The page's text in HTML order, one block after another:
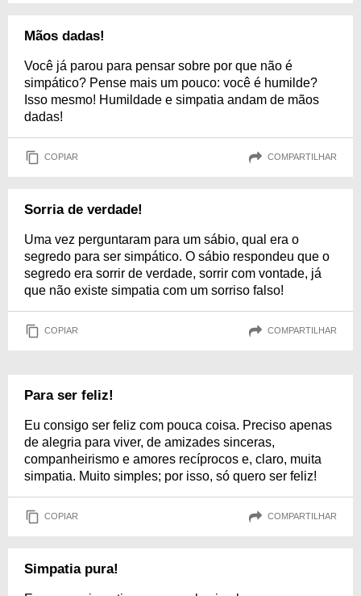
Mãos dadas!
Você já parou para pensar sobre por que não é
simpático? Pense mais um pouco: você é humilde?
Isso mesmo! Humildade e simpatia andam de mãos
dadas!
COPIAR COMPARTILHAR
Sorria de verdade!
Uma vez perguntaram para um sábio, qual era o
segredo para ser simpático. O sábio respondeu que o
segredo era sorrir de verdade, sorrir com vontade, já
que não existe simpatia com um sorriso falso!
COPIAR COMPARTILHAR
Para ser feliz!
Eu consigo ser feliz com pouca coisa. Preciso apenas
de alegria para viver, de amizades sinceras,
companheirismo e amores recíprocos e, claro, muita
simpatia. Muito simples; por isso, só quero ser feliz!
COPIAR COMPARTILHAR
Simpatia pura!